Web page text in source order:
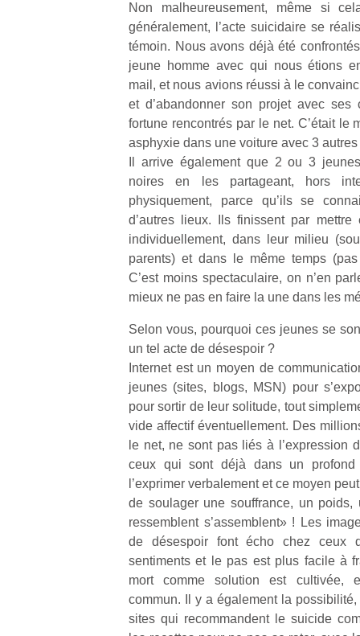
Non malheureusement, même si
généralement, l’acte suicidaire se
témoin. Nous avons déjà été
jeune homme avec qui nous étions
mail, et nous avions réussi à le
et d’abandonner son projet avec ses
fortune rencontrés par le net. C’était le
asphyxie dans une voiture avec 3
Il arrive également que 2 ou 3
noires en les partageant, hors
physiquement, parce qu’ils se
d’autres lieux. Ils finissent par
individuellement, dans leur milieu
parents) et dans le même temps
C’est moins spectaculaire, on n’en
mieux ne pas en faire la une dans les
Selon vous, pourquoi ces jeunes se
un tel acte de désespoir ?
Internet est un moyen de
jeunes (sites, blogs, MSN) pour
pour sortir de leur solitude, tout
vide affectif éventuellement. Des
le net, ne sont pas liés à l’expression
ceux qui sont déjà dans un profond
l’exprimer verbalement et ce moyen
de soulager une souffrance, un poids,
ressemblent s’assemblent» ! Les
de désespoir font écho chez ceux
sentiments et le pas est plus facile à
mort comme solution est cultivée,
commun. Il y a également la
sites qui recommandent le suicide
…